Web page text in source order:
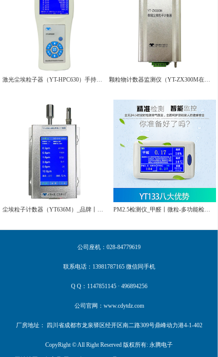
激光尘埃粒子器（YT-HPC630）手持式_操作丨单位 原理
尘埃粒子计数器（YT636M）_品牌丨厂家直销 PM2.5检测仪_甲醛丨微粒-多功能检测超米家
公司座机：028-84779619
联系电话：13981787165 微信同手机
Q Q：1147851145 · 496894256
公司官网：www.cdytdz.com
厂房地址： 四川省成都市龙泉驿区经开区南二路309号鼎峰动力港4-1-402
CopyRight © All Right Reserved 版权所有: 永腾电子